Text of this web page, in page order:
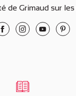
de Grimaud sur